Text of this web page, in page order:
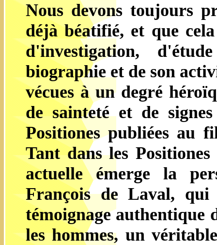
Nous devons toujours
déjà béatifié, et que
d'investigation,
biographie et de son
vécues à un degré
de sainteté et de
Positiones publiées au
Tant dans les
actuelle émerge la
François de Laval, qui
témoignage authentique
les hommes, un